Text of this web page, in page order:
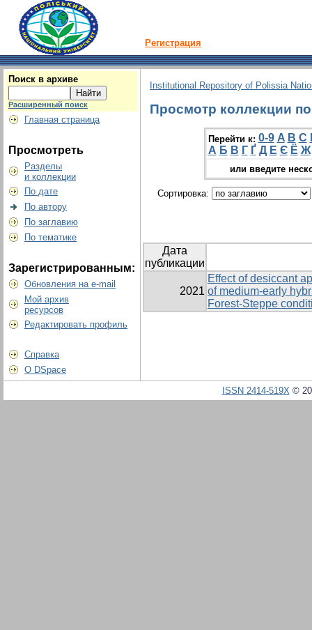
Регистрация
Поиск в архиве
Расширенный поиск
Главная страница
Просмотреть
Разделы
и коллекции
По дате
По автору
По заглавию
По тематике
Зарегистрированным:
Обновления на e-mail
Мой архив
ресурсов
Редактировать профиль
Справка
О DSpace
Institutional Repository of Polissia
Просмотр коллекции
Перейти к: 0-9 A B C
А Б В Г Ґ Д Е Є Ё Ж
или введите
Сортировка:
Дата
публикации
2021
Effect of desiccant
of medium-early
Forest-Steppe
ISSN 2414-519X©